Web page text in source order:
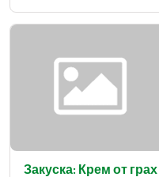
Закуска: Крем от грах